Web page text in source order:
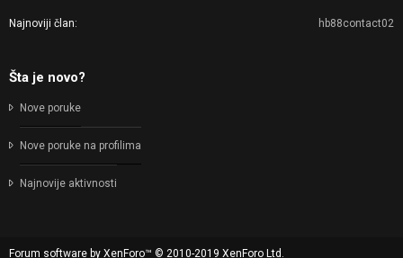
Najnoviji član hb88contact02
Šta je novo?
Nove poruke
Nove poruke na profilima
Najnovije aktivnosti
Forum software by XenForo™ © 2010-2019 XenForo Ltd.